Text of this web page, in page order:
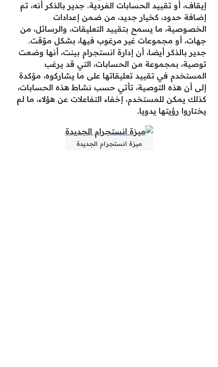
إيقاف، أو تقييد الحسابات الفردية. جدير بالذكر أنه، تم
إضافة حدود، كخيار جديد، من ضمن إعدادات
الخصوصية، ما يسمح بتقييد التعليقات، والرسائل، من
جهات، أو مجموعات غير مرغوب فيها، بشكل مؤقت.
جدير بالذكر أيضا، أن إدارة انستجرام بينت، أنها وضعت
توصية، بمجموعة من الحسابات، التي قد يرغب
المستخدم في تقييد تعليقاتها على ما يشاركوه، مؤكدة
إلى أن هذه التوصية، تأتي حسب نشاط هذه الحسابات،
كذلك يمكن للمستخدم، إخفاء التفاعلات عن هؤلاء، ما لم
يختاروا رؤيتها يدويا.
ميزة انستجرام الجديدة